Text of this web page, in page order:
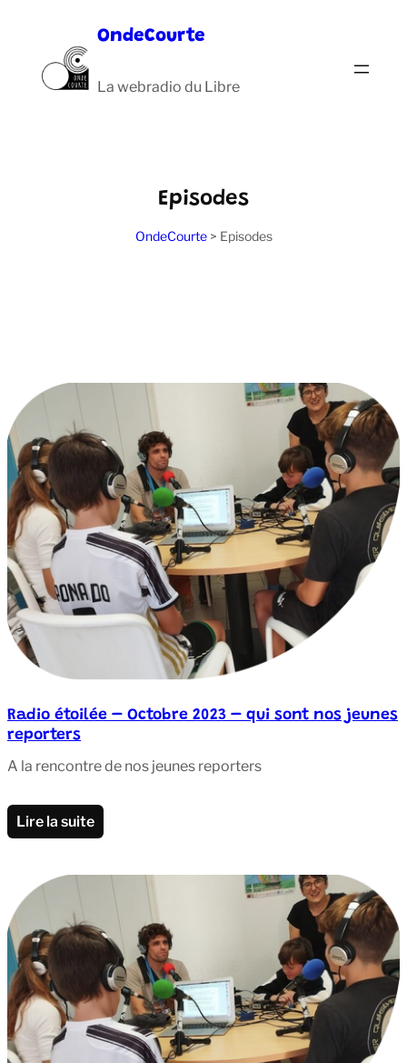
contenu
OndeCourte
La webradio du Libre
Episodes
OndeCourte> Episodes
Radio étoilée – Octobre 2023 – qui sont nos jeunes
reporters
A la rencontre de nos jeunes reporters
Lire la suite